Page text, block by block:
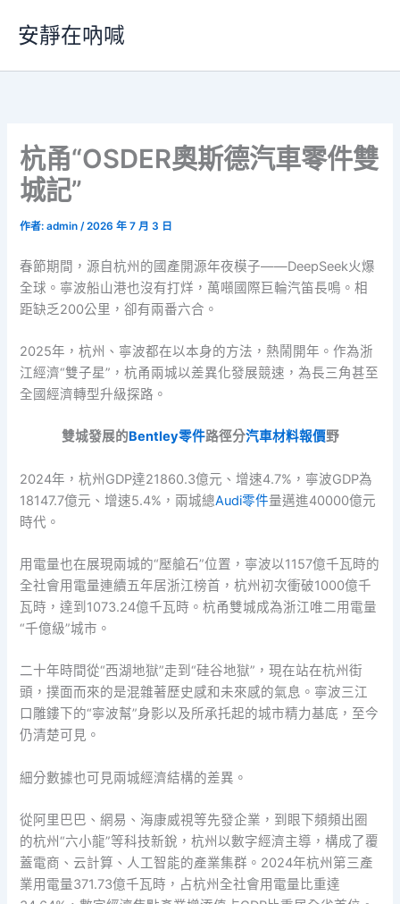
要
安靜在吶喊
杭甬“OSDER奧斯德汽車零件雙
城記”
作者:admin/2026 年 7 月 3 日
春節期間，源自杭州的國產開源年夜模子——DeepSeek火爆
全球。寧波船山港也沒有打烊，萬噸國際巨輪汽笛長鳴。相
距缺乏200公里，卻有兩番六合。
2025年，杭州、寧波都在以本身的方法，熱鬧開年。作為浙
江經濟“雙子星”，杭甬兩城以差異化發展競速，為長三角甚至
全國經濟轉型升級探路。
雙城發展的Bentley零件路徑分汽車材料報價野
2024年，杭州GDP達21860.3億元、增速4.7%，寧波GDP為
18147.7億元、增速5.4%，兩城總Audi零件量邁進40000億元
時代。
用電量也在展現兩城的“壓艙石”位置，寧波以1157億千瓦時的
全社會用電量連續五年居浙江榜首，杭州初次衝破1000億千
瓦時，達到1073.24億千瓦時。杭甬雙城成為浙江唯二用電量
“千億級”城市。
二十年時間從“西湖地獄”走到“硅谷地獄”，現在站在杭州街
頭，撲面而來的是混雜著歷史感和未來感的氣息。寧波三江
口雕鏤下的“寧波幫”身影以及所承托起的城市精力基底，至今
仍清楚可見。
細分數據也可見兩城經濟結構的差異。
從阿里巴巴、網易、海康威視等先發企業，到眼下頻頻出圈
的杭州“六小龍”等科技新銳，杭州以數字經濟主導，構成了覆
蓋電商、云計算、人工智能的產業集群。2024年杭州第三產
業用電量371.73億千瓦時，占杭州全社會用電量比重達